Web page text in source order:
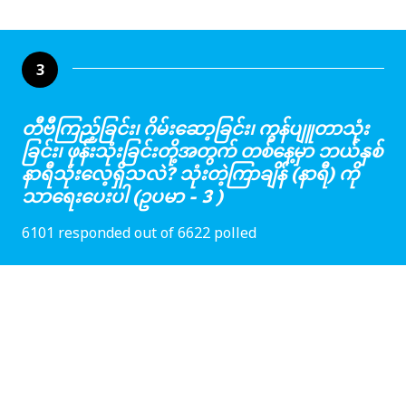
3
တီဗီကြည့်ခြင်း၊ ဂိမ်းဆော့ခြင်း၊ ကွန်ပျူတာသုံး
ခြင်း၊ ဖုန်းသုံးခြင်းတို့အတွက် တစ်နေ့မှာ ဘယ်နှစ်
နာရီသုံးလေ့ရှိသလဲ? သုံးတဲ့ကြာချိန် (နာရီ) ကို
သာရေးပေးပါ (ဥပမာ - 3 )
6101 responded out of 6622 polled